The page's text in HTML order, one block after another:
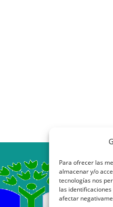
Para ofrecer las
almacenar y/o
tecnologías nos
las
afectar